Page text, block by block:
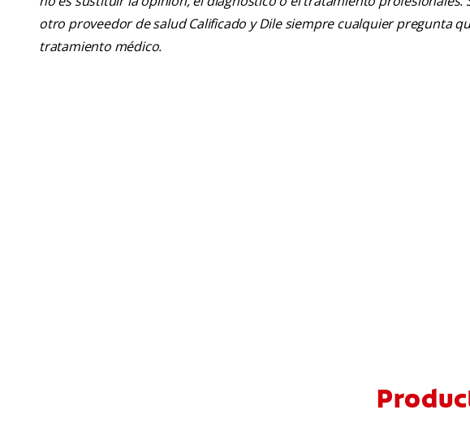
otro proveedor de salud Calificado y Dile siempre cualquier pregunta
tratamiento médico.